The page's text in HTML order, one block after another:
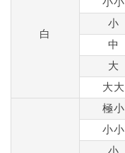
白
小
中
大
大大
極小
小小